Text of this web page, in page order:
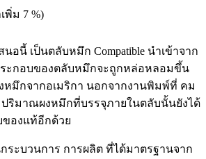
พิ่ม 7 %)
อนี้ เป็นตลับหมึก Compatible นำเข้าจาก
ระกอบของตลับหมึกจะถูกหล่อหลอมขึ้น
หมึกจากอเมริกา นอกจากงานพิมพ์ที่ คม
ปริมาณผงหมึกที่บรรจุภายในตลับนั้นยังได้
ของแท้อีกด้วย
ะบวนการ การผลิต ที่ได้มาตรฐานจาก